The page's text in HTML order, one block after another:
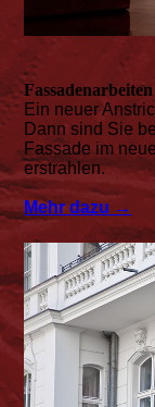
Fassadenarbeiten
Ein neuer
Dann sind Sie
Fassade im
erstrahlen.
Mehr dazu →